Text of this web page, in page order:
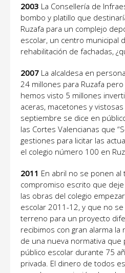
2003 La Consellería de
bombo y platillo que
Ruzafa para un complejo
escolar, un centro municipal
rehabilitación de fachadas,
2007 La alcaldesa en
24 millones para Ruzafa
hemos visto 5 millones
aceras, macetones y
septiembre se dice en
las Cortes Valencianas que
gestiones para licitar las
el colegio número 100 en
2011 En abril no se ponen
compromiso escrito que
las obras del colegio
escolar 2011-12, y que no
terreno para un proyecto
recibimos con gran alarma la
de una nueva normativa
público escolar durante 75
privada. El dinero de todos